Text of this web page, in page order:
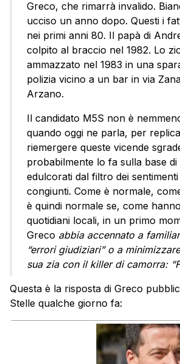
Greco, che rimarrà invalido.
ucciso un anno dopo. Questi i
nei primi anni 80. Il papà di
colpito al braccio nel 1982. Lo
ammazzato nel 1983 in una
polizia vicino a un bar in via
Arzano.
Il candidato M5S non è
quando oggi ne parla, per
riemergere queste vicende
probabilmente lo fa sulla base
edulcorati dal filtro dei
congiunti. Come è normale,
è quindi normale se, come
quotidiani locali, in un primo
Greco abbia accennato a
“errori giudiziari” o a
sua zia con il killer di camorra:
Questa è la risposta di Greco
Stelle qualche giorno fa: